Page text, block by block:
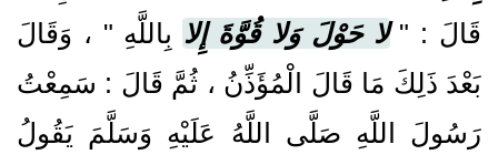
قَالَ : "لا حَوْلَ وَلا قُوَّةَ إِلا بِاللَّهِ " ، وَقَالَ
بَعْدَ ذَلِكَ مَا قَالَ الْمُؤَذِّنُ ، ثُمَّ قَالَ : سَمِعْتُ
رَسُولَ اللَّهِ صَلَّى اللَّهُ عَلَيْهِ وَسَلَّمَ يَقُولُ